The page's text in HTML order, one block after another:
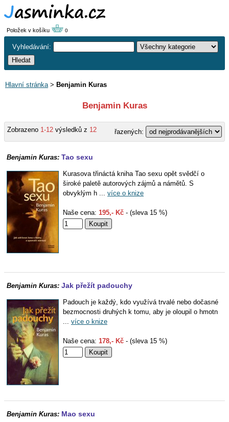
Položek v košíku 0
Vyhledávání:
Hlavní stránka> Benjamin Kuras
Benjamin Kuras
Zobrazeno 1-12 výsledků z 12 řazených:
Benjamin Kuras: Tao sexu
Kurasova třináctá kniha Tao sexu opět svědčí o
široké paletě autorových zájmů a námětů. S
obvyklým h ... více o knize
Naše cena: 195,- Kč - (sleva 15 %)
Benjamin Kuras: Jak přežít padouchy
Padouch je každý, kdo využívá trvalé nebo dočasné
bezmocnosti druhých k tomu, aby je oloupil o hmotn
... více o knize
Naše cena: 178,- Kč - (sleva 15 %)
Benjamin Kuras: Mao sexu